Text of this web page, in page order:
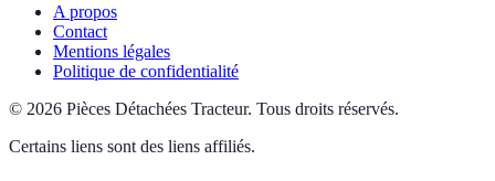
A propos
Contact
Mentions légales
Politique de confidentialité
© 2026 Pièces Détachées Tracteur. Tous droits réservés.
Certains liens sont des liens affiliés.